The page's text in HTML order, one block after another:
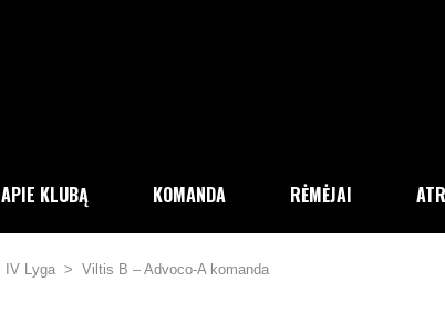
APIE KLUBĄ KOMANDA RĖMĖJAI
IV Lyga > Viltis B – Advoco-A komanda